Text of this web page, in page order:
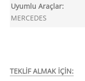
Uyumlu Araçlar:
MERCEDES
TEKLİF ALMAK İÇİN: